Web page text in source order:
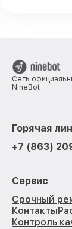
Сеть
NineBot
Горячая
+7 (863)
Сервис
Срочный
Контакты
Контроль